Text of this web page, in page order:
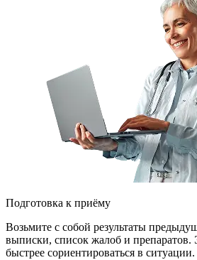
Подготовка к приёму
Возьмите с собой результаты
выписки, список жалоб и препаратов.
быстрее сориентироваться в ситуации.